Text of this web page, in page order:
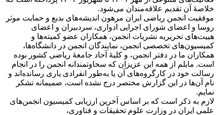
خلاصۀ آن تقدیم علاقه‌مندان می‌شود.
موفقیت انجمن ریاضی ایران مرهون اندیشه‌های بدیع و حمایت موثر
روسا و اعضای شورای اجرایی ادواری، سردبیران و اعضای
هییت‌های تحریریه نشریات انجمن، همکاران عضو کمیته‌ها و
کمیسیون‌های تخصصی انجمن، نمایندگان انجمن در دانشگاه‌ها،
همکاران ما در دفتر انجمن، و کلیۀ آحاد جامعۀ ریاضی کشور بوده
است. مایلم از همه این عزیزان که سخاوتمندانه انجمن را در انجام
رسالت خود در کارگروه‌های آن یا به‌طور انفرادی یاری رسانده‌اند و
نام آن‌ها در این گزارش مختصر درج نشده است، صمیمانه تشکر
نمایم.
لازم به ذکر است که بر اساس آخرین ارزیابی کمیسیون انجمن‌های
علمی ایران در وزارت علوم تحقیقات و فناوری،